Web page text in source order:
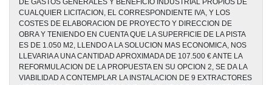
CUALQUIER LICITACION, EL CORRESPONDIENTE IVA, Y LOS
COSTES DE ELABORACION DE PROYECTO Y DIRECCION DE
OBRA Y TENIENDO EN CUENTA QUE LA SUPERFICIE DE LA PISTA
ES DE 1.050 M2, LLENDO A LA SOLUCION MAS ECONOMICA, NOS
LLEVARIA A UNA CANTIDAD APROXIMADA DE 107.500 € ANTE LA
REFORMULACION DE LA PROPUESTA EN SU OPCION 2, SE DA LA
VIABILIDAD A CONTEMPLAR LA INSTALACION DE 9 EXTRACTORES